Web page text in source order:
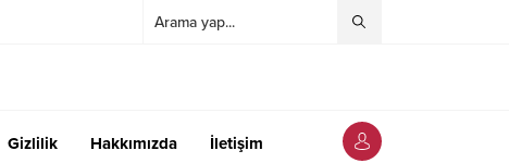
Gizlilik Hakkımızda İletişim